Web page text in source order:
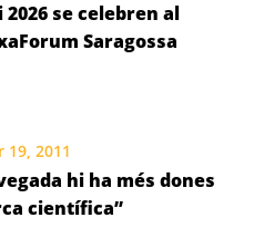
2026 se celebren al
Saragossa
19, 2011
hi ha més dones
científica”